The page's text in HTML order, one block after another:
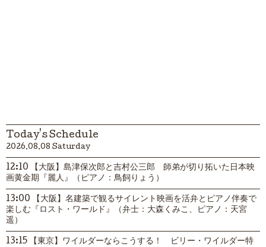
Today's Schedule
2026.08.08 Saturday
12:10 【大阪】島津保次郎と吉村公三郎 師弟が切り拓いた日本映
画黄金期『麗人』（ピアノ：鳥飼りょう）
13:00 【大阪】名建築で観るサイレント映画を活弁とピアノ伴奏で
楽しむ『ロスト・ワールド』（弁士：大森くみこ、ピアノ：天宮
遥）
13:15 【東京】ワイルダーならこうする！ ビリー・ワイルダー特